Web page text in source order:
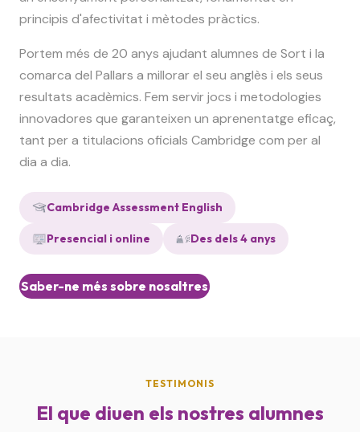
principis d'afectivitat i mètodes pràctics.
Portem més de 20 anys ajudant alumnes de Sort i la
comarca del Pallars a millorar el seu anglès i els seus
resultats acadèmics. Fem servir jocs i metodologies
innovadores que garanteixen un aprenentatge eficaç,
tant per a titulacions oficials Cambridge com per al
dia a dia.
Cambridge Assessment English
Presencial i online Des dels 4 anys
Saber-ne més sobre nosaltres
TESTIMONIS
El que diuen els nostres alumnes